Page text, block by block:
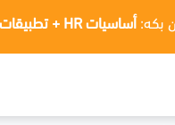
بكه: أساسيات HR + تطبيقات الذكاء الاصطناعي